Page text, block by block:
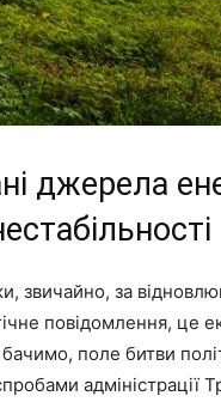
джерела
звичайно, за
повідомлення, це
поле битви